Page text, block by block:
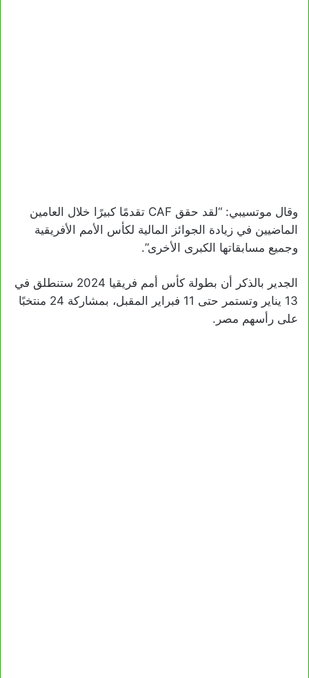
وقال موتسيبي: “لقد حقق CAF تقدمًا كبيرًا خلال العامين
الماضيين في زيادة الجوائز المالية لكأس الأمم الأفريقية
وجميع مسابقاتها الكبرى الأخرى”.
الجدير بالذكر أن بطولة كأس أمم فريقيا 2024 ستنطلق في
13 يناير وتستمر حتى 11 فبراير المقبل، بمشاركة 24 منتخبًا
على رأسهم مصر.